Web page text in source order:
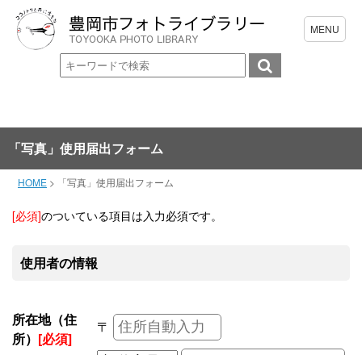
「写真」使用届出フォーム
HOME > 「写真」使用届出フォーム
[必須]のついている項目は入力必須です。
使用者の情報
所在地（住
所） [必須]
〒